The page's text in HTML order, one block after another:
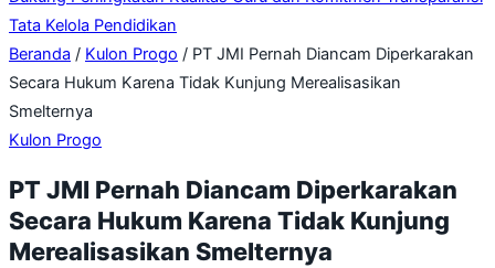
Tata Kelola Pendidikan
Beranda / Kulon Progo / PT JMI Pernah Diancam Diperkarakan
Secara Hukum Karena Tidak Kunjung Merealisasikan
Smelternya
Kulon Progo
PT JMI Pernah Diancam Diperkarakan
Secara Hukum Karena Tidak Kunjung
Merealisasikan Smelternya